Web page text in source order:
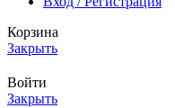
Корзина
Закрыть
Войти
Закрыть